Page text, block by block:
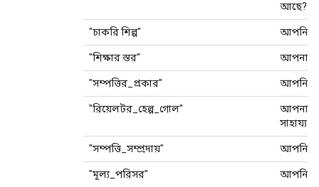
আছে?
"চাকরি শিল্প" আপনি
"শিক্ষার স্তর" আপনার
"সম্পত্তির_প্রকার" আপনি
"রিয়েলটর_হেল্প_গোল"
আপনার
সাহায্য
"সম্পত্তি_সম্প্রদায়" আপনি
"মূল্য_পরিসর" আপনি